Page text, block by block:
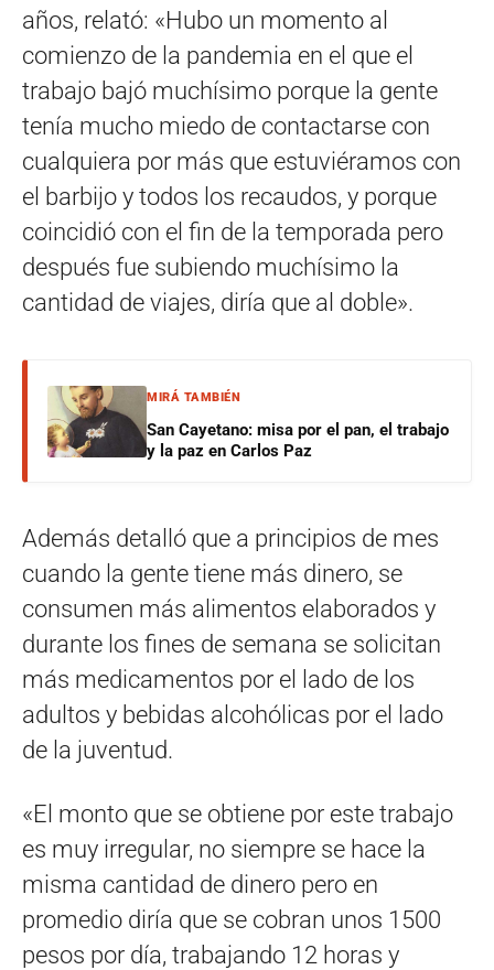
años, relató: «Hubo un momento al
comienzo de la pandemia en el que el
trabajo bajó muchísimo porque la gente
tenía mucho miedo de contactarse con
cualquiera por más que estuviéramos con
el barbijo y todos los recaudos, y porque
coincidió con el fin de la temporada pero
después fue subiendo muchísimo la
cantidad de viajes, diría que al doble».
MIRÁ TAMBIÉN
San Cayetano: misa por el pan, el trabajo
y la paz en Carlos Paz
Además detalló que a principios de mes
cuando la gente tiene más dinero, se
consumen más alimentos elaborados y
durante los fines de semana se solicitan
más medicamentos por el lado de los
adultos y bebidas alcohólicas por el lado
de la juventud.
«El monto que se obtiene por este trabajo
es muy irregular, no siempre se hace la
misma cantidad de dinero pero en
promedio diría que se cobran unos 1500
pesos por día, trabajando 12 horas y